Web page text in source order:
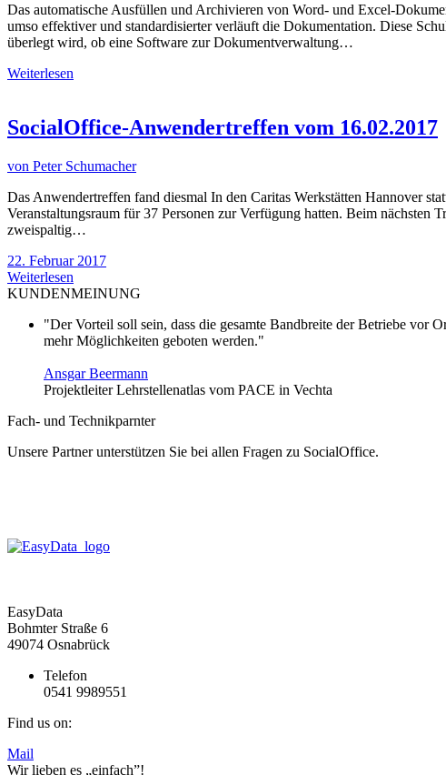
Das automatische Ausfüllen und Archivieren von Word- und Excel-
umso effektiver und standardisierter verläuft die Dokumentation. Diese
überlegt wird, ob eine Software zur Dokumentverwaltung…
Weiterlesen
SocialOffice-Anwendertreffen vom 16.02.2017
von Peter Schumacher
Das Anwendertreffen fand diesmal In den Caritas Werkstätten Hannover
Veranstaltungsraum für 37 Personen zur Verfügung hatten. Beim
zweispaltig…
22. Februar 2017
Weiterlesen
KUNDENMEINUNG
"Der Vorteil soll sein, dass die gesamte Bandbreite der Betriebe vor
mehr Möglichkeiten geboten werden."
Ansgar Beermann
Projektleiter Lehrstellenatlas vom PACE in Vechta
Fach- und Technikparnter
Unsere Partner unterstützen Sie bei allen Fragen zu SocialOffice.
EasyData
Bohmter Straße 6
49074 Osnabrück
Telefon
0541 9989551
Find us on:
Mail
Wir lieben es „einfach”!